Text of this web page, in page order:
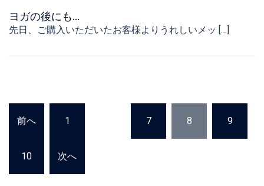
ヨガの後にも…
先日、ご購入いただいたお客様よりうれしいメッ […]
稿
ー
前へ 1 7 8 9
10 次へ